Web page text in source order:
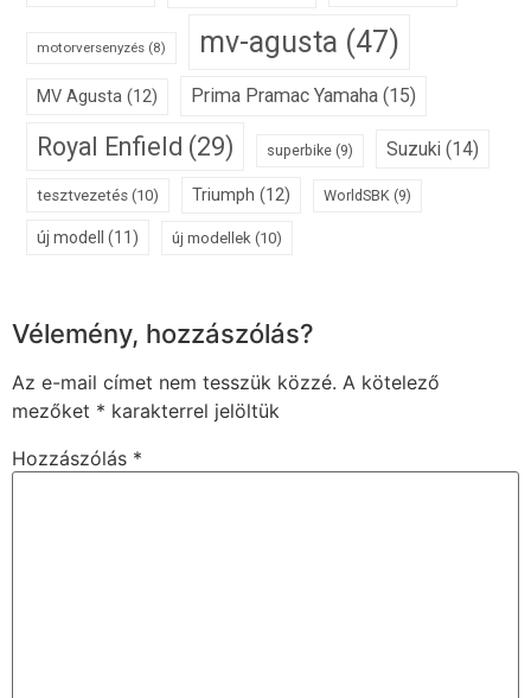
motorversenyzés (8) mv-agusta (47)
MV Agusta (12) Prima Pramac Yamaha (15)
Royal Enfield (29) superbike (9) Suzuki (14)
tesztvezetés (10) Triumph (12) WorldSBK (9)
új modell (11) új modellek (10)
Vélemény, hozzászólás?
Az e-mail címet nem tesszük közzé. A kötelező
mezőket * karakterrel jelöltük
Hozzászólás *